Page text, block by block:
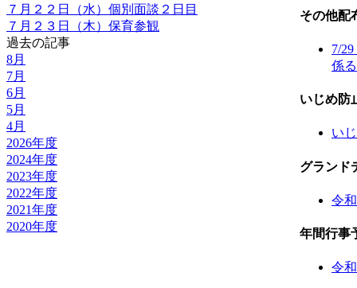
７月２２日（水）個別面談２日目
７月２３日（木）保育参観
過去の記事
8月
7月
6月
5月
4月
2026年度
2024年度
2023年度
2022年度
2021年度
2020年度
その他配
7/
係
いじめ防
い
グランド
令
年間行事
令